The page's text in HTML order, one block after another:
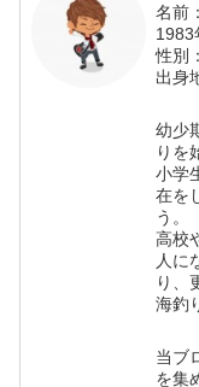
名前
1983
性別
出身
幼少
りを
小学
在を
う。
高校
人に
り、
海釣
当ブ
を集